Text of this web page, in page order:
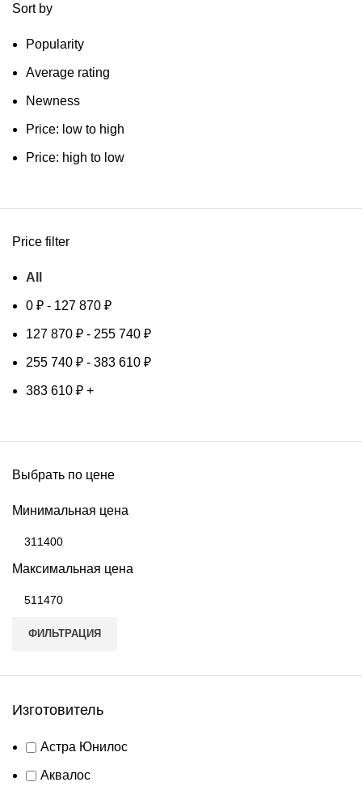
Sort by
Popularity
Average rating
Newness
Price: low to high
Price: high to low
Price filter
All
0 ₽ - 127 870 ₽
127 870 ₽ - 255 740 ₽
255 740 ₽ - 383 610 ₽
383 610 ₽ +
Выбрать по цене
Минимальная цена
Максимальная цена
ФИЛЬТРАЦИЯ
Изготовитель
Астра Юнилос
Аквалос